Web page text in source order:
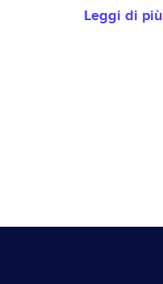
Leggi di più